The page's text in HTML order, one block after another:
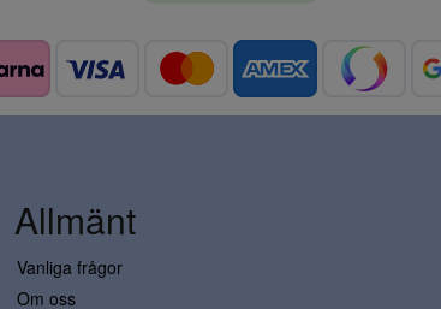
Allmänt
Vanliga frågor
Om oss